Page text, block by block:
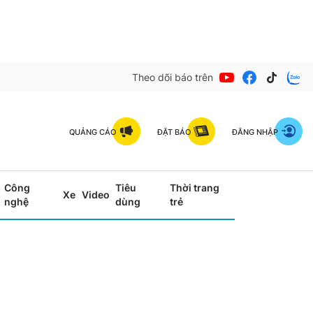
Theo dõi báo trên
QUẢNG CÁO ĐẶT BÁO ĐĂNG NHẬP
Công
nghệ
Xe Video
Tiêu
dùng
Thời trang
trẻ